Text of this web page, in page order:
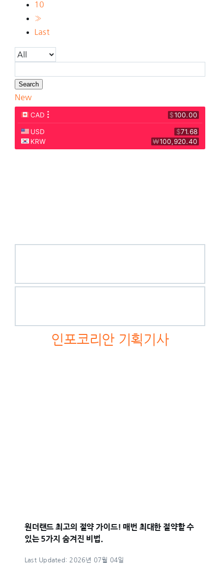
10
»
Last
Search
New
인포코리안 기획기사
원더랜드 최고의 절약 가이드! 매번 최대한 절약할 수
있는 5가지 숨겨진 비법.
Last Updated: 2026년 07월 04일